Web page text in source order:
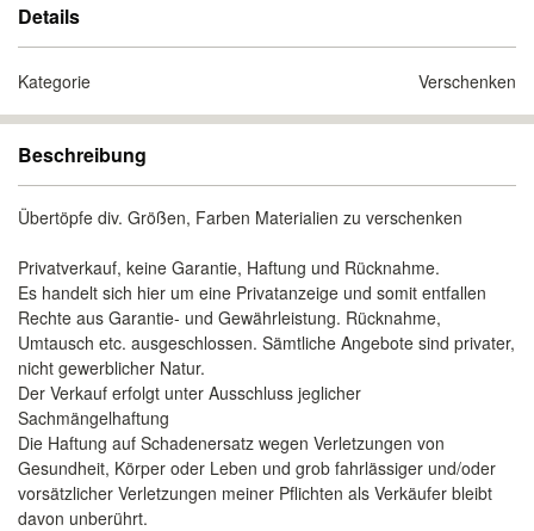
Details
Kategorie Verschenken
Beschreibung
Übertöpfe div. Größen, Farben Materialien zu verschenken
Privatverkauf, keine Garantie, Haftung und Rücknahme.
Es handelt sich hier um eine Privatanzeige und somit entfallen
Rechte aus Garantie- und Gewährleistung. Rücknahme,
Umtausch etc. ausgeschlossen. Sämtliche Angebote sind privater,
nicht gewerblicher Natur.
Der Verkauf erfolgt unter Ausschluss jeglicher
Sachmängelhaftung
Die Haftung auf Schadenersatz wegen Verletzungen von
Gesundheit, Körper oder Leben und grob fahrlässiger und/oder
vorsätzlicher Verletzungen meiner Pflichten als Verkäufer bleibt
davon unberührt.